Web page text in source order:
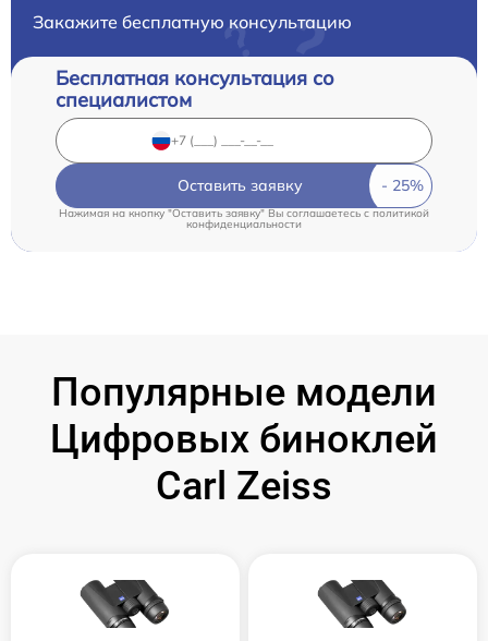
Закажите бесплатную консультацию
Бесплатная консультация со
специалистом
Оставить заявку
Нажимая на кнопку "Оставить заявку" Вы соглашаетесь cполитикой
конфиденциальности
Популярные модели
Цифровых биноклей
Carl Zeiss